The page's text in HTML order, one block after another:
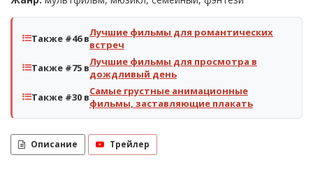
Также #46 вЛучшие фильмы для романтических
встреч
Также #75 вЛучшие фильмы для просмотра в
дождливый день
Также #30 вСамые грустные анимационные
фильмы, заставляющие плакать
Описание Трейлер